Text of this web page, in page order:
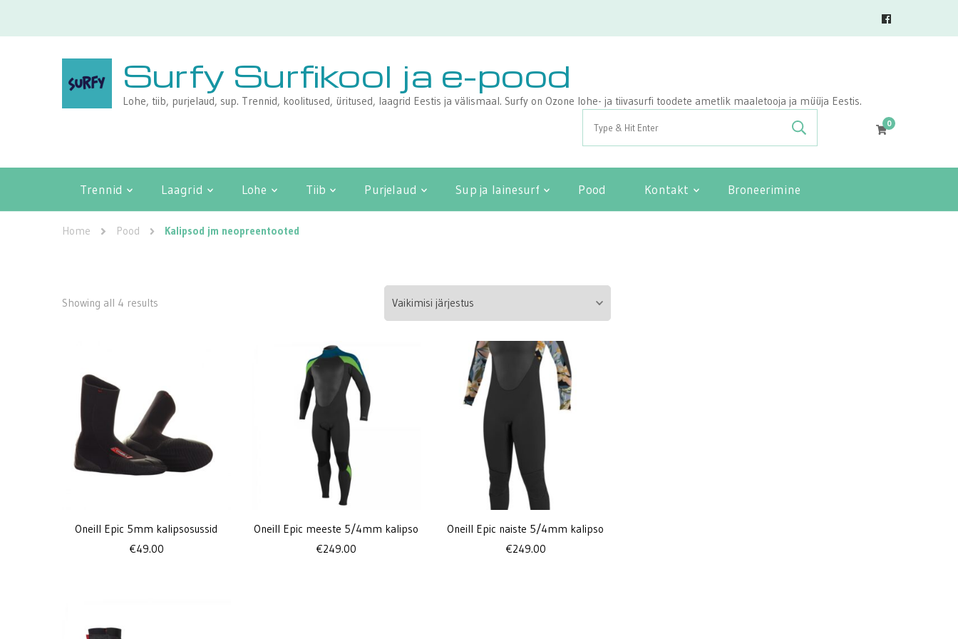
Surfy Surfikool ja e-pood
Lohe, tiib, purjelaud, sup. Trennid, koolitused, üritused, laagrid Eestis ja välismaal. Surfy on Ozone lohe- ja tiivasurfi toodete ametlik maaletooja ja müüja Eestis.
for:
0
Trennid Laagrid Lohe Tiib Purjelaud Sup ja lainesurf Pood Kontakt Broneerimine
Home Pood Kalipsod jm neopreentooted
Showing all 4 results
Oneill Epic 5mm kalipsosussid
€49.00
Oneill Epic meeste 5/4mm kalipso
€249.00
Oneill Epic naiste 5/4mm kalipso
€249.00